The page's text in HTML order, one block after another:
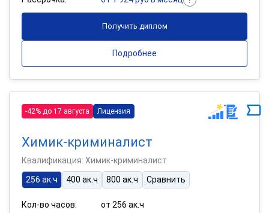
Получить диплом
Подробнее
-42% до 17 августа Лицензия
Химик-криминалист
Квалификация: Химик-криминалист
256 ак.ч
400 ак.ч 800 ак.ч Сравнить
Кол-во часов:
от 256 ак.ч